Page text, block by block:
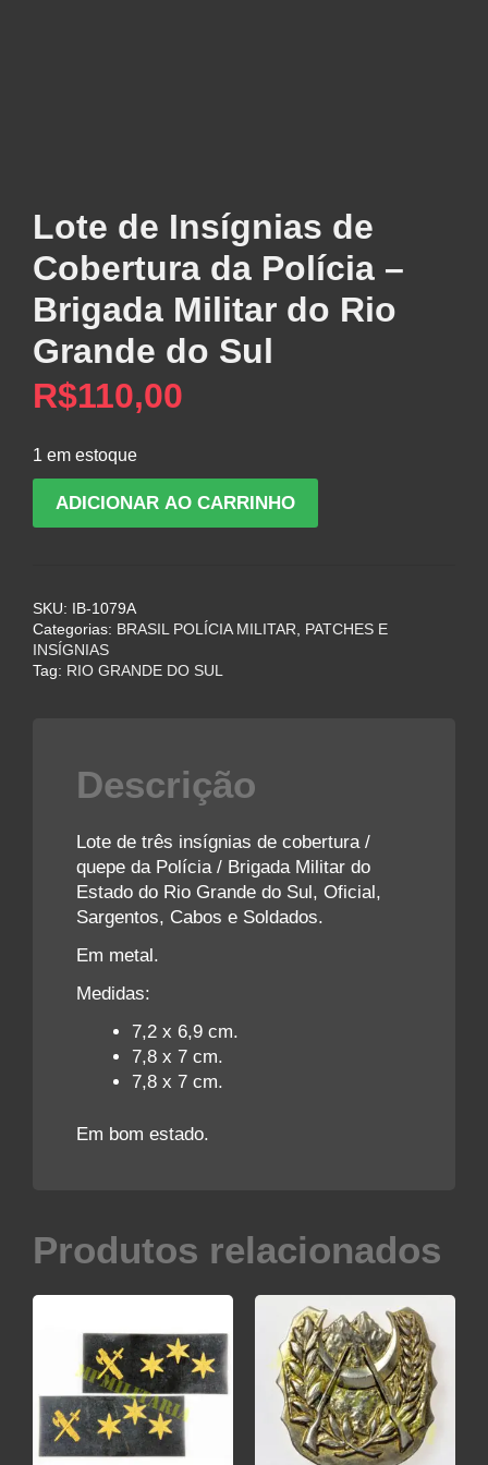
Lote de Insígnias de
Cobertura da Polícia –
Brigada Militar do Rio
Grande do Sul
R$110,00
1 em estoque
da
Polícia
-
Grande
quantidade
ADICIONAR AO CARRINHO
SKU:
IB-1079A
Categorias: BRASIL POLÍCIA MILITAR
PATCHES E
INSÍGNIAS
Tag: RIO GRANDE DO SUL
Descrição
Lote de três insígnias de cobertura /
quepe da Polícia / Brigada Militar do
Estado do Rio Grande do Sul, Oficial,
Sargentos, Cabos e Soldados.
Em metal.
Medidas:
7,2 x 6,9 cm.
7,8 x 7 cm.
7,8 x 7 cm.
Em bom estado.
Produtos relacionados